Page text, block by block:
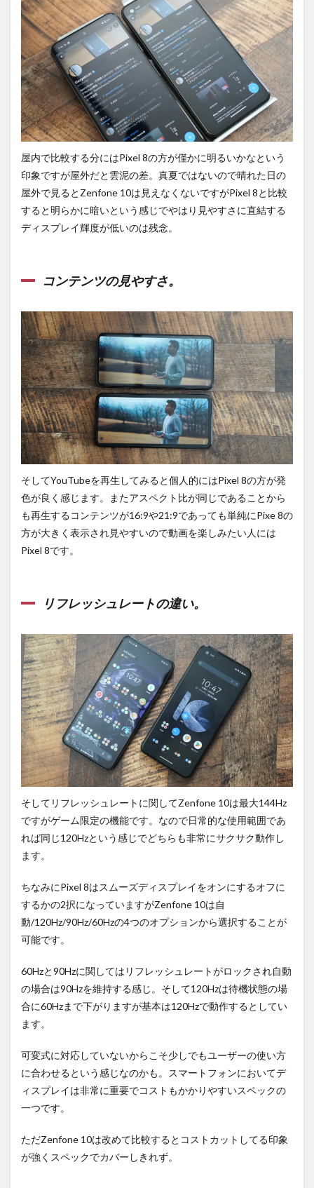
屋内で比較する分にはPixel 8の方が僅かに明るいかなという
印象ですが屋外だと雲泥の差。真夏ではないので晴れた日の
屋外で見るとZenfone 10は見えなくないですがPixel 8と比較
すると明らかに暗いという感じでやはり見やすさに直結する
ディスプレイ輝度が低いのは残念。
コンテンツの見やすさ。
そしてYouTubeを再生してみると個人的にはPixel 8の方が発
色が良く感じます。またアスペクト比が同じであることから
も再生するコンテンツが16:9や21:9であっても単純にPixe 8の
方が大きく表示され見やすいので動画を楽しみたい人には
Pixel 8です。
リフレッシュレートの違い。
そしてリフレッシュレートに関してZenfone 10は最大144Hz
ですがゲーム限定の機能です。なので日常的な使用範囲であ
れば同じ120Hzという感じでどちらも非常にサクサク動作し
ます。
ちなみにPixel 8はスムーズディスプレイをオンにするオフに
するかの2択になっていますがZenfone 10は自
動/120Hz/90Hz/60Hzの4つのオプションから選択することが
可能です。
60Hzと90Hzに関してはリフレッシュレートがロックされ自動
の場合は90Hzを維持する感じ。そして120Hzは待機状態の場
合に60Hzまで下がりますが基本は120Hzで動作するとしてい
ます。
可変式に対応していないからこそ少しでもユーザーの使い方
に合わせるという感じなのかも。スマートフォンにおいてデ
ィスプレイは非常に重要でコストもかかりやすいスペックの
一つです。
ただZenfone 10は改めて比較するとコストカットしてる印象
が強くスペックでカバーしきれず。